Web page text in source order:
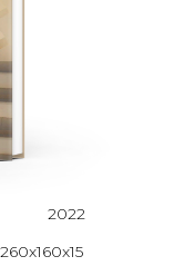
2022
260х160х15